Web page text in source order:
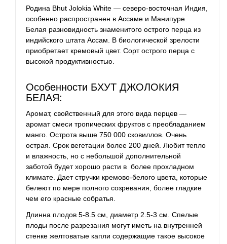
Родина Bhut Jolokia White — северо-восточная Индия,
особенно распространен в Ассаме и Манипуре.
Белая разновидность знаменитого острого перца из
индийского штата Ассам. В биологической зрелости
приобретает кремовый цвет. Сорт острого перца с
высокой продуктивностью.
Особенности БХУТ ДЖОЛОКИЯ
БЕЛАЯ:
Аромат, свойственный для этого вида перцев —
аромат смеси тропических фруктов с преобладанием
манго. Острота выше 750 000 сковиллов. Очень
острая. Срок вегетации более 200 дней. Любит тепло
и влажность, но с небольшой дополнительной
заботой будет хорошо расти в более прохладном
климате. Дает стручки кремово-белого цвета, которые
белеют по мере полного созревания, более гладкие
чем его красные собратья.
Длинна плодов 5-8.5 см, диаметр 2.5-3 см. Спелые
плоды после разрезания могут иметь на внутренней
стенке желтоватые капли содержащие такое высокое